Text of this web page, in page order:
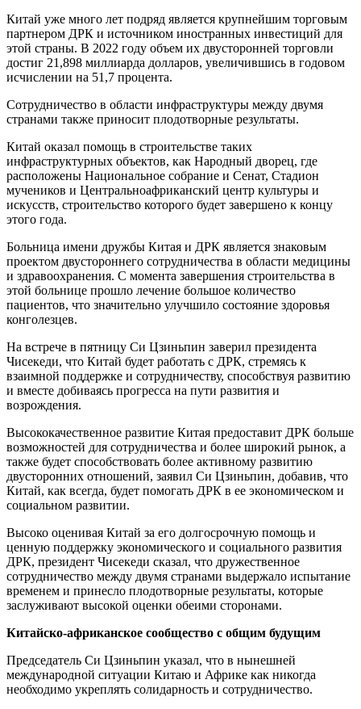
Китай уже много лет подряд является крупнейшим торговым
партнером ДРК и источником иностранных инвестиций для
этой страны. В 2022 году объем их двусторонней торговли
достиг 21,898 миллиарда долларов, увеличившись в годовом
исчислении на 51,7 процента.
Сотрудничество в области инфраструктуры между двумя
странами также приносит плодотворные результаты.
Китай оказал помощь в строительстве таких
инфраструктурных объектов, как Народный дворец, где
расположены Национальное собрание и Сенат, Стадион
мучеников и Центральноафриканский центр культуры и
искусств, строительство которого будет завершено к концу
этого года.
Больница имени дружбы Китая и ДРК является знаковым
проектом двустороннего сотрудничества в области медицины
и здравоохранения. С момента завершения строительства в
этой больнице прошло лечение большое количество
пациентов, что значительно улучшило состояние здоровья
конголезцев.
На встрече в пятницу Си Цзиньпин заверил президента
Чисекеди, что Китай будет работать с ДРК, стремясь к
взаимной поддержке и сотрудничеству, способствуя развитию
и вместе добиваясь прогресса на пути развития и
возрождения.
Высококачественное развитие Китая предоставит ДРК больше
возможностей для сотрудничества и более широкий рынок, а
также будет способствовать более активному развитию
двусторонних отношений, заявил Си Цзиньпин, добавив, что
Китай, как всегда, будет помогать ДРК в ее экономическом и
социальном развитии.
Высоко оценивая Китай за его долгосрочную помощь и
ценную поддержку экономического и социального развития
ДРК, президент Чисекеди сказал, что дружественное
сотрудничество между двумя странами выдержало испытание
временем и принесло плодотворные результаты, которые
заслуживают высокой оценки обеими сторонами.
Китайско-африканское сообщество с общим будущим
Председатель Си Цзиньпин указал, что в нынешней
международной ситуации Китаю и Африке как никогда
необходимо укреплять солидарность и сотрудничество.